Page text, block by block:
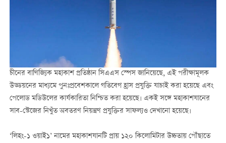
চীনের বাণিজ্যিক মহাকাশ প্রতিষ্ঠান সিএএস স্পেস জানিয়েছে, এই পরীক্ষামূলক
উড্ডয়নের মাধ্যমে পুনঃপ্রবেশকালে গতিবেগ হ্রাস প্রযুক্তি যাচাই করা হয়েছে এবং
পেলোড মডিউলের কার্যকারিতা নিশ্চিত করা হয়েছে। একই সঙ্গে মহাকাশযানের
সাব-স্টেজের নিখুঁত অবতরণ নিয়ন্ত্রণ প্রযুক্তির সাফল্যও দেখানো হয়েছে।
‘লিহং-১ ওয়াই১’ নামের মহাকাশযানটি প্রায় ১২০ কিলোমিটার উচ্চতায় পৌঁছাতে